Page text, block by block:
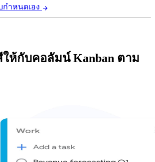
ำหนดเอง arrow_forward
ห้กับคอลัมน์ Kanban ตาม